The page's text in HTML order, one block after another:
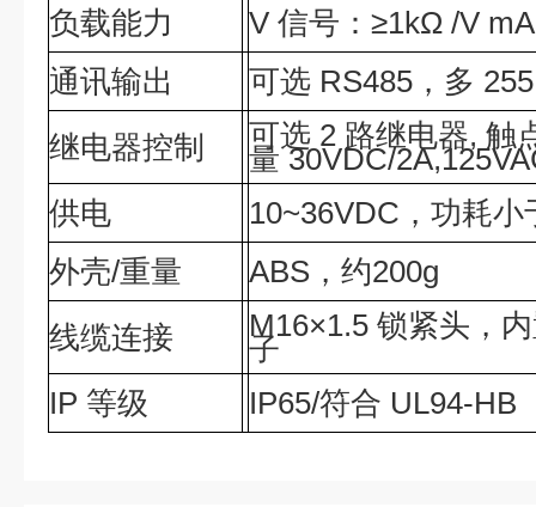
负载能力
V 信号：≥1kΩ /V
通讯输出
可选 RS485，多
继电器控制
可选 2 路继电器, 触
量 30VDC/
供电
10~36VDC，功耗小
外壳/重量
ABS，约200g
线缆连接
M16×1.5 锁紧头，
子
IP 等级
IP65/符合 UL94-HB